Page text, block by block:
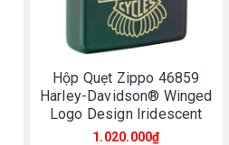
Hộp Quẹt Zippo 46859
Harley-Davidson® Winged
Logo Design Iridescent
1.020.000₫